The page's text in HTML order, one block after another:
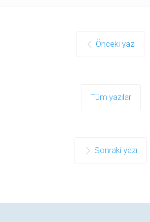
Önceki yazı
Tüm yazılar
Sonraki yazı